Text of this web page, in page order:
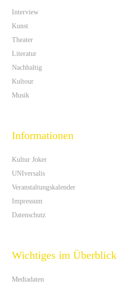
Interview
Kunst
Theater
Literatur
Nachhaltig
Kultour
Musik
Informationen
Kultur Joker
UNIversalis
Veranstaltungskalender
Impressum
Datenschutz
Wichtiges im Überblick
Mediadaten